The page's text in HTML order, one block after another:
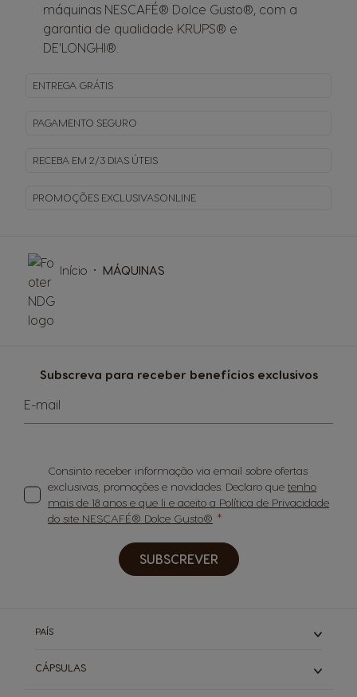
máquinas NESCAFÉ® Dolce Gusto®, com a
garantia de qualidade KRUPS® e
DE'LONGHI®.
ENTREGA GRÁTIS
PAGAMENTO SEGURO
RECEBA EM 2/3 DIAS ÚTEIS
PROMOÇÕES EXCLUSIVASONLINE
Subscreva para receber benefícios exclusivos
E-mail
Consinto receber informação via email sobre ofertas
exclusivas, promoções e novidades. Declaro que tenho
mais de 18 anos e que li e aceito a Política de Privacidade
do site NESCAFÉ® Dolce Gusto®
SUBSCREVER
Início MÁQUINAS
PAÍS
CÁPSULAS